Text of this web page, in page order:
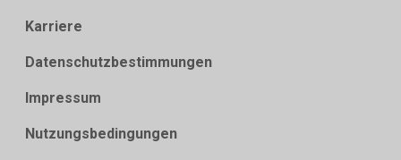
Karriere
Datenschutzbestimmungen
Impressum
Nutzungsbedingungen